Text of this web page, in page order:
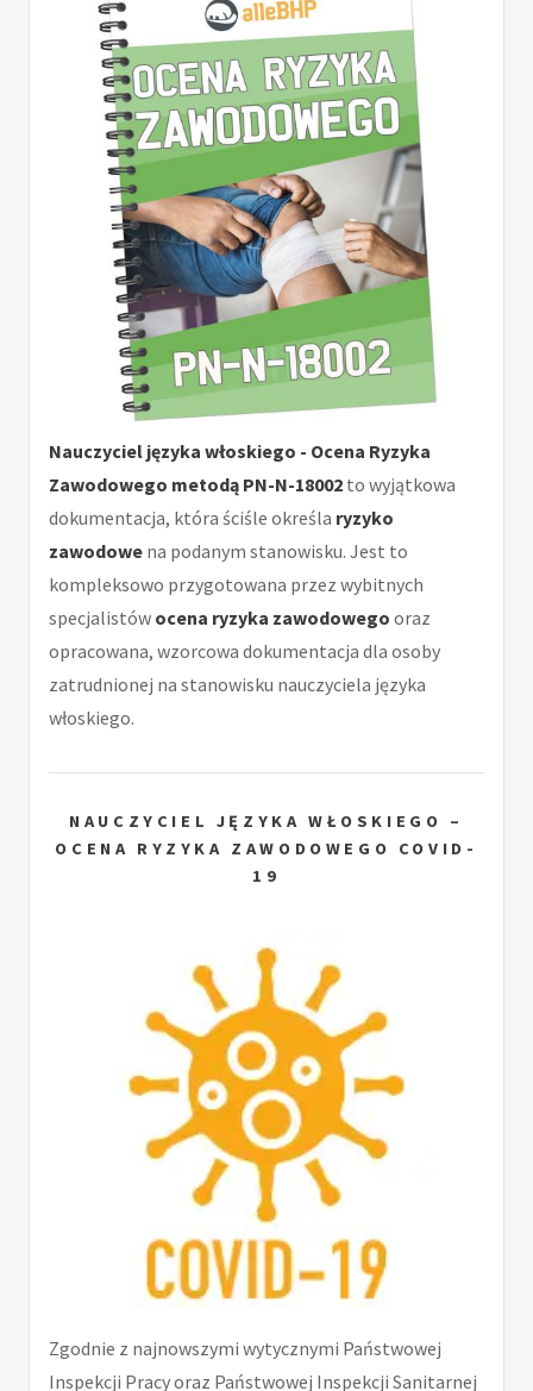
Nauczyciel języka włoskiego - Ocena Ryzyka
Zawodowego metodą PN-N-18002 to wyjątkowa
dokumentacja, która ściśle określa ryzyko
zawodowe na podanym stanowisku. Jest to
kompleksowo przygotowana przez wybitnych
specjalistów ocena ryzyka zawodowego oraz
opracowana, wzorcowa dokumentacja dla osoby
zatrudnionej na stanowisku nauczyciela języka
włoskiego.
NAUCZYCIEL JĘZYKA WŁOSKIEGO –
OCENA RYZYKA ZAWODOWEGO COVID-
19
Zgodnie z najnowszymi wytycznymi Państwowej
Inspekcji Pracy oraz Państwowej Inspekcji Sanitarnej